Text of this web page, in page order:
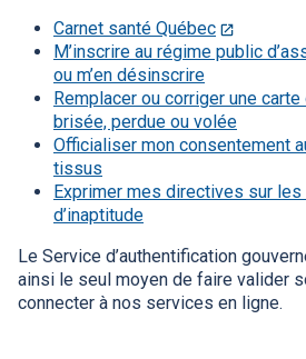
Carnet santé Québec
lien
dans
une
nouvelle
M’inscrire au régime public
ou m’en désinscrire
Remplacer ou corriger une
brisée, perdue ou volée
Officialiser mon consentement
tissus
Exprimer mes directives sur
d’inaptitude
Le Service d’authentification
ainsi le seul moyen de faire valider
connecter à nos services en ligne.